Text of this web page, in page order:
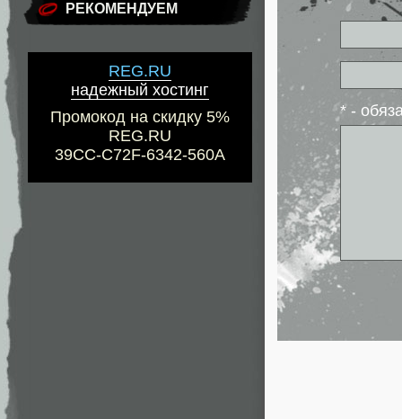
РЕКОМЕНДУЕМ
REG.RU
надежный хостинг
Промокод на скидку 5%
REG.RU
39CC-C72F-6342-560A
* -